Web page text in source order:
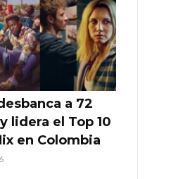
a 72
lidera el Top 10
en Colombia